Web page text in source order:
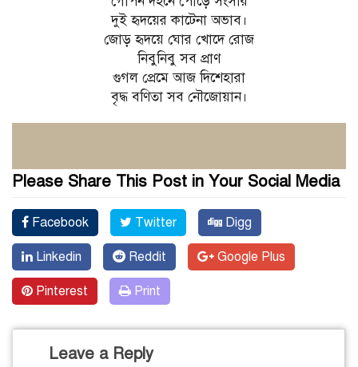
দুই হৃদয়ের কাটেনা অভাব।
জোড় হৃদয়ে ঘোর খোদে রোজ
নিবুনিবু সব প্রাণ
গুগল প্রেমে আজ দিশেহারা
বৃদ্ধ বণিতা সব নৌজোয়ান।
Please Share This Post in Your Social Media
Facebook Twitter Digg
Linkedin Reddit Google Plus
Pinterest Print
Leave a Reply